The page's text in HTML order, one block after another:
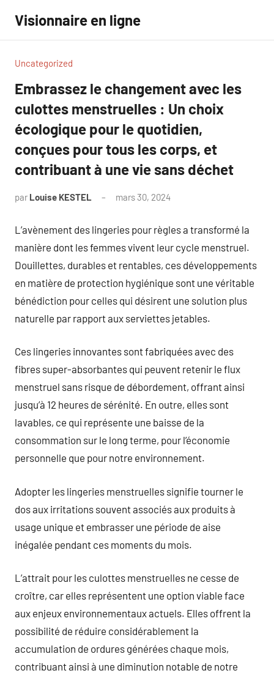
contenu
Visionnaire en ligne
Uncategorized
Embrassez le changement avec les
culottes menstruelles : Un choix
écologique pour le quotidien,
conçues pour tous les corps, et
contribuant à une vie sans déchet
par Louise KESTEL mars 30, 2024
L’avènement des lingeries pour règles a transformé la
manière dont les femmes vivent leur cycle menstruel.
Douillettes, durables et rentables, ces développements
en matière de protection hygiénique sont une véritable
bénédiction pour celles qui désirent une solution plus
naturelle par rapport aux serviettes jetables.
Ces lingeries innovantes sont fabriquées avec des
fibres super-absorbantes qui peuvent retenir le flux
menstruel sans risque de débordement, offrant ainsi
jusqu’à 12 heures de sérénité. En outre, elles sont
lavables, ce qui représente une baisse de la
consommation sur le long terme, pour l’économie
personnelle que pour notre environnement.
Adopter les lingeries menstruelles signifie tourner le
dos aux irritations souvent associés aux produits à
usage unique et embrasser une période de aise
inégalée pendant ces moments du mois.
L’attrait pour les culottes menstruelles ne cesse de
croître, car elles représentent une option viable face
aux enjeux environnementaux actuels. Elles offrent la
possibilité de réduire considérablement la
accumulation de ordures générées chaque mois,
contribuant ainsi à une diminution notable de notre